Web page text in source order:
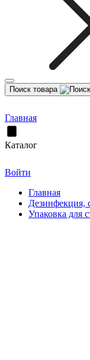
Поиск товара
Главная
Каталог
Войти
Главная
Дезинфекция,
Упаковка для